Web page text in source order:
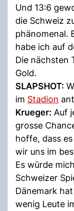
Und 13:6
die Schweiz
phänomenal.
habe ich auf
Die nächsten
Gold.
SLAPSHOT:
im Stadion
Krueger: Auf
grosse
hoffe, dass
wir uns im
Es würde
Schweizer
Dänemark
wenig Leute